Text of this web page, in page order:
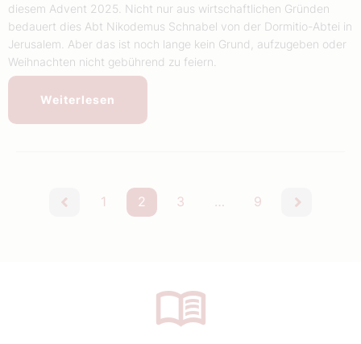
diesem Advent 2025. Nicht nur aus wirtschaftlichen Gründen
bedauert dies Abt Nikodemus Schnabel von der Dormitio-Abtei in
Jerusalem. Aber das ist noch lange kein Grund, aufzugeben oder
Weihnachten nicht gebührend zu feiern.
Weiterlesen
vorherige
1 2 3 … 9
nächste